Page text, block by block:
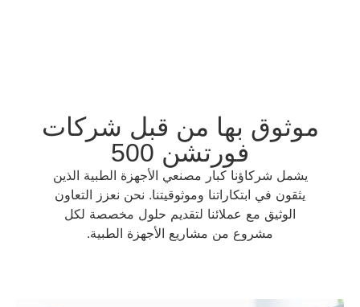
موثوق بها من قبل شركات
فورتشن 500
يشمل شركاؤنا كبار مصنعي الأجهزة الطبية الذين
يثقون في ابتكاراتنا وموثوقيتنا. نحن نعزز التعاون
الوثيق مع عملائنا لتقديم حلول مخصصة لكل
مشروع من مشاريع الأجهزة الطبية.